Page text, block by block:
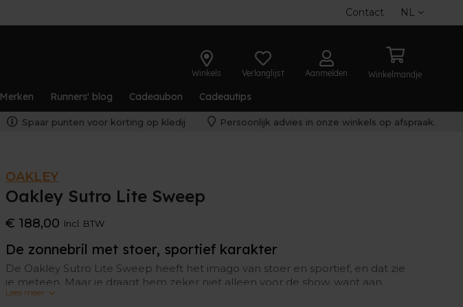
Contact NL
Winkels Verlanglijst Aanmelden Winkelmandje
Merken Runners' blog Cadeaubon Cadeautips
Spaar punten voor korting op kledij Persoonlijk advies in onze winkels op afspraak.
OAKLEY
Oakley Sutro Lite Sweep
€ 188,00 Incl. BTW
De zonnebril met stoer, sportief karakter
De Oakley Sutro Lite Sweep heeft het imago van stoer en sportief, en dat zie
je meteen. Maar je draagt hem zeker niet alleen voor de show, want aan
functionaliteit ook geen gebrek.
Lees meer